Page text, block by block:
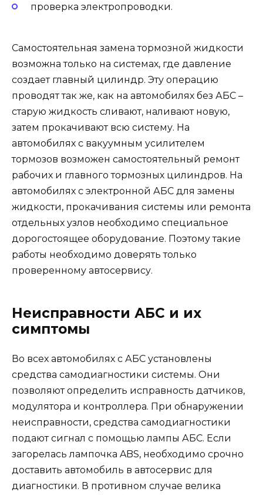
проверка электропроводки.
Самостоятельная замена тормозной жидкости
возможна только на системах, где давление
создает главный цилиндр. Эту операцию
проводят так же, как на автомобилях без АБС –
старую жидкость сливают, наливают новую,
затем прокачивают всю систему. На
автомобилях с вакуумным усилителем
тормозов возможен самостоятельный ремонт
рабочих и главного тормозных цилиндров. На
автомобилях с электронной АБС для замены
жидкости, прокачивания системы или ремонта
отдельных узлов необходимо специальное
дорогостоящее оборудование. Поэтому такие
работы необходимо доверять только
проверенному автосервису.
Неисправности АБС и их
симптомы
Во всех автомобилях с АБС установлены
средства самодиагностики системы. Они
позволяют определить исправность датчиков,
модулятора и контроллера. При обнаружении
неисправности, средства самодиагностики
подают сигнал с помощью лампы АБС. Если
загорелась лампочка ABS, необходимо срочно
доставить автомобиль в автосервис для
диагностики. В противном случае велика